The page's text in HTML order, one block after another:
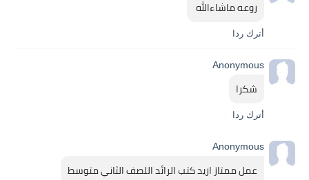
روعه ماشاءالله
أترك ردا
Anonymous
شكرا
أترك ردا
Anonymous
عمل ممتاز اريد كتب الرائد اللصف الثاني متوسط